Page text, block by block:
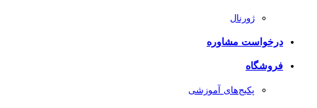
ژورنال
درخواست مشاوره
فروشگاه
پکیج‌های آموزشی